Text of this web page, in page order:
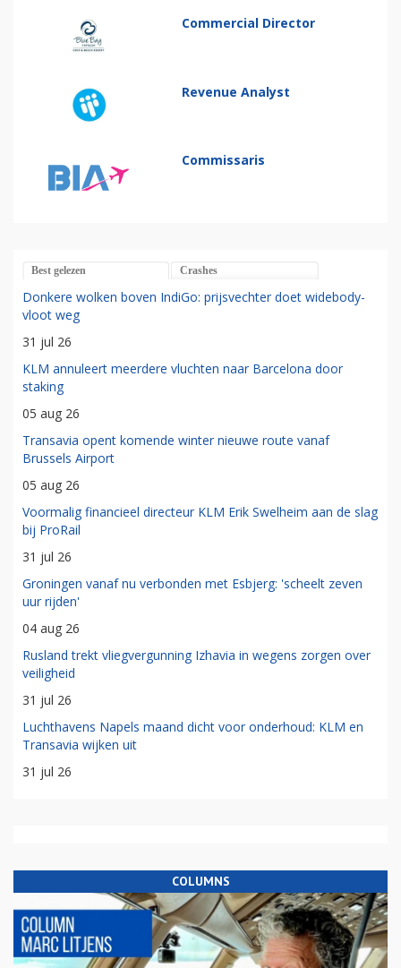
Commercial Director
Revenue Analyst
Commissaris
Best gelezen Crashes
Donkere wolken boven IndiGo: prijsvechter doet widebody-
vloot weg
31 jul 26
KLM annuleert meerdere vluchten naar Barcelona door
staking
05 aug 26
Transavia opent komende winter nieuwe route vanaf
Brussels Airport
05 aug 26
Voormalig financieel directeur KLM Erik Swelheim aan de slag
bij ProRail
31 jul 26
Groningen vanaf nu verbonden met Esbjerg: 'scheelt zeven
uur rijden'
04 aug 26
Rusland trekt vliegvergunning Izhavia in wegens zorgen over
veiligheid
31 jul 26
Luchthavens Napels maand dicht voor onderhoud: KLM en
Transavia wijken uit
31 jul 26
COLUMNS